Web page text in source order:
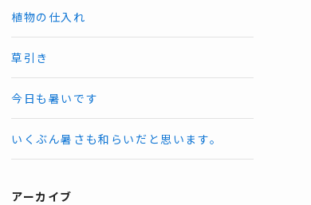
植物の仕入れ
草引き
今日も暑いです
いくぶん暑さも和らいだと思います。
アーカイブ